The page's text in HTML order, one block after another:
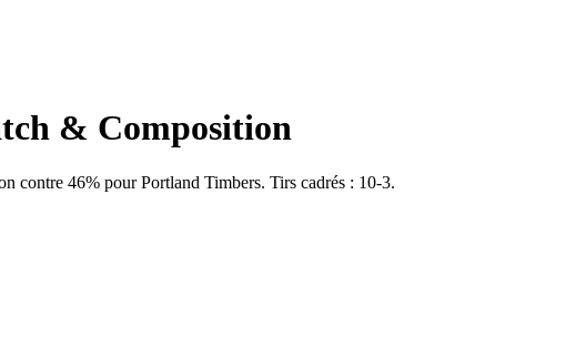
& Composition
contre 46% pour Portland Timbers. Tirs cadrés : 10-3.